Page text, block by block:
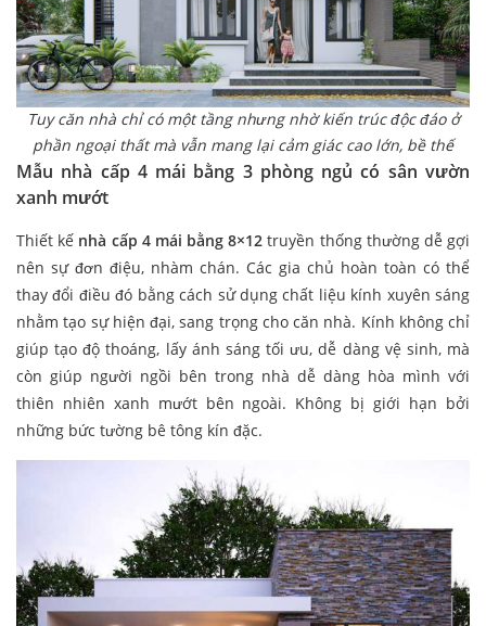
Tuy căn nhà chỉ có một tầng nhưng nhờ kiến trúc độc đáo ở
phần ngoại thất mà vẫn mang lại cảm giác cao lớn, bề thế
Mẫu nhà cấp 4 mái bằng 3 phòng ngủ có sân vườn
xanh mướt
Thiết kế nhà cấp 4 mái bằng 8×12 truyền thống thường dễ gợi
nên sự đơn điệu, nhàm chán. Các gia chủ hoàn toàn có thể
thay đổi điều đó bằng cách sử dụng chất liệu kính xuyên sáng
nhằm tạo sự hiện đại, sang trọng cho căn nhà. Kính không chỉ
giúp tạo độ thoáng, lấy ánh sáng tối ưu, dễ dàng vệ sinh, mà
còn giúp người ngồi bên trong nhà dễ dàng hòa mình với
thiên nhiên xanh mướt bên ngoài. Không bị giới hạn bởi
những bức tường bê tông kín đặc.